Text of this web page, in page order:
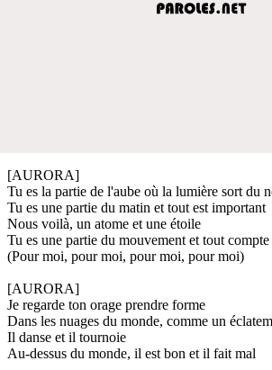
[AURORA]
Tu es la partie de l'aube où la lumière sort du
Tu es une partie du matin et tout est important
Nous voilà, un atome et une étoile
Tu es une partie du mouvement et tout compte
(Pour moi, pour moi, pour moi, pour moi)
[AURORA]
Je regarde ton orage prendre forme
Dans les nuages du monde, comme un
Il danse et il tournoie
Au-dessus du monde, il est bon et il fait mal